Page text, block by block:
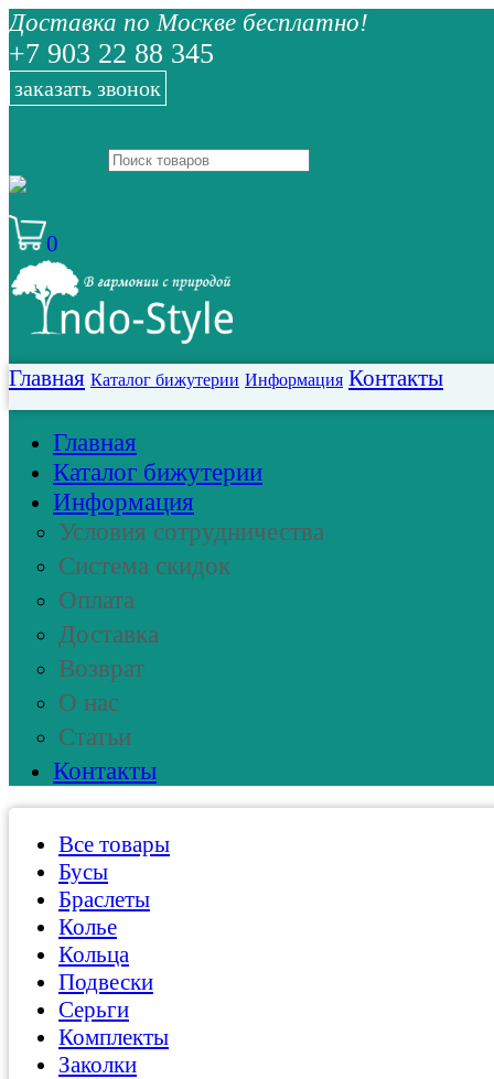
Доставка по Москве бесплатно!
+7 903 22 88 345
заказать звонок
0
Главная Каталог бижутерии Информация Контакты
Главная
Каталог бижутерии
Информация
Условия сотрудничества
Система скидок
Оплата
Доставка
Возврат
О нас
Статьи
Контакты
Все товары
Бусы
Браслеты
Колье
Кольца
Подвески
Серьги
Комплекты
Заколки